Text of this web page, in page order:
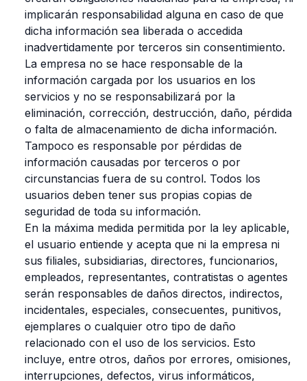
implicarán responsabilidad alguna en caso de que
dicha información sea liberada o accedida
inadvertidamente por terceros sin consentimiento.
La empresa no se hace responsable de la
información cargada por los usuarios en los
servicios y no se responsabilizará por la
eliminación, corrección, destrucción, daño, pérdida
o falta de almacenamiento de dicha información.
Tampoco es responsable por pérdidas de
información causadas por terceros o por
circunstancias fuera de su control. Todos los
usuarios deben tener sus propias copias de
seguridad de toda su información.
En la máxima medida permitida por la ley aplicable,
el usuario entiende y acepta que ni la empresa ni
sus filiales, subsidiarias, directores, funcionarios,
empleados, representantes, contratistas o agentes
serán responsables de daños directos, indirectos,
incidentales, especiales, consecuentes, punitivos,
ejemplares o cualquier otro tipo de daño
relacionado con el uso de los servicios. Esto
incluye, entre otros, daños por errores, omisiones,
interrupciones, defectos, virus informáticos,